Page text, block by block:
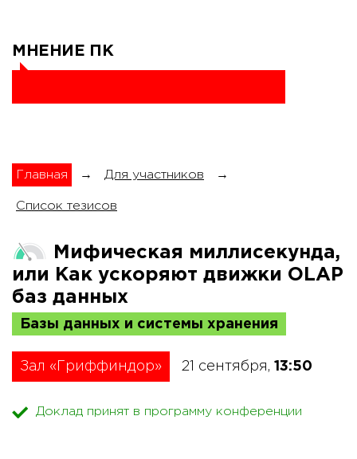
Главная → Для участников →
Список тезисов
Мифическая миллисекунда,
или Как ускоряют движки OLAP
баз данных
Базы данных и системы хранения
Зал «Гриффиндор» 21 сентября, 13:50
Доклад принят в программу конференции
МНЕНИЕ ПК